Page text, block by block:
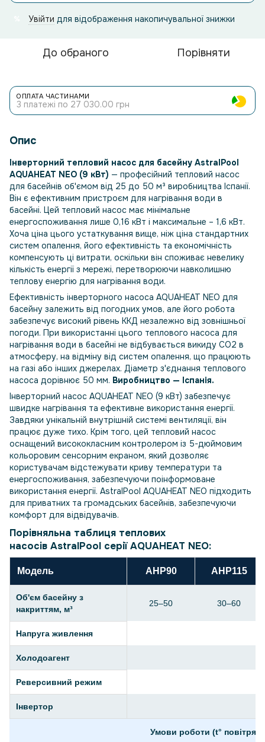
Увійти для відображення накопичувальної знижки
До обраного Порівняти
ОПЛАТА ЧАСТИНАМИ
3 платежі по 27 030.00 грн
Опис
Інверторний тепловий насос для басейну AstralPool
AQUAHEAT NEO (9 кВт) — професійний тепловий насос
для басейнів об'ємом від 25 до 50 м³ виробництва Іспанії.
Він є ефективним пристроєм для нагрівання води в
басейні. Цей тепловий насос має мінімальне
енергоспоживання лише 0,16 кВт і максимальне – 1,6 кВт.
Хоча ціна цього устаткування вище, ніж ціна стандартних
систем опалення, його ефективність та економічність
компенсують ці витрати, оскільки він споживає невелику
кількість енергії з мережі, перетворюючи навколишню
теплову енергію для нагрівання води.
Ефективність інверторного насоса AQUAHEAT NEO для
басейну залежить від погодних умов, але його робота
забезпечує високий рівень ККД незалежно від зовнішньої
погоди. При використанні цього теплового насоса для
нагрівання води в басейні не відбувається викиду CO2 в
атмосферу, на відміну від систем опалення, що працюють
на газі або інших джерелах. Діаметр з'єднання теплового
насоса дорівнює 50 мм. Виробництво — Іспанія.
Інверторний насос AQUAHEAT NEO (9 кВт) забезпечує
швидке нагрівання та ефективне використання енергії.
Завдяки унікальній внутрішній системі вентиляції, він
працює дуже тихо. Крім того, цей тепловий насос
оснащений висококласним контролером із 5-дюймовим
кольоровим сенсорним екраном, який дозволяє
користувачам відстежувати криву температури та
енергоспоживання, забезпечуючи поінформоване
використання енергії. AstralPool AQUAHEAT NEO підходить
для приватних та громадських басейнів, забезпечуючи
комфорт для відвідувачів.
Порівняльна таблиця теплових
насосів AstralPool серіїAQUAHEAT NEO:
Модель AHP90 AHP115
Об'єм басейну з
накриттям, м³
25–50 30–60
Напруга живлення
Холодоагент
Реверсивний режим
Інвертор
Умови роботи (t° повітря